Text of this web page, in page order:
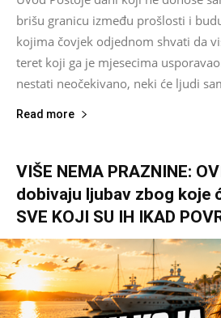
brišu granicu između prošlosti i
kojima čovjek odjednom shvati da
teret koji ga je mjesecima
nestati neočekivano, neki će ljudi
Read more
VIŠE NEMA PRAZNINE:
dobivaju ljubav zbog koje
SVE KOJI SU IH IKAD